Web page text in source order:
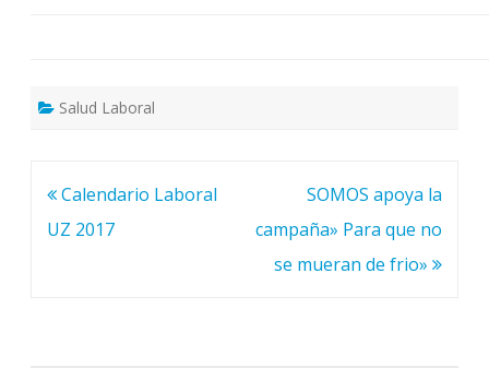
Salud Laboral
Navegación
de
Calendario Laboral
UZ 2017
SOMOS apoya la
campaña» Para que no
se mueran de frio»